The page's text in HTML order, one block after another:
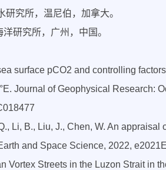
究所，温尼伯，加拿大。
研究所，广州，中国。
surface pCO2 and controlling
Journal of Geophysical Research:
Li, B., Liu, J., Chen, W. An appraisal
and Space Science, 2022,
Vortex Streets in the Luzon Strait in